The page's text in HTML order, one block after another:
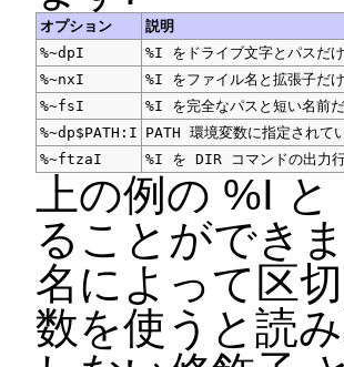
オプション
説明
%~dpI
%I をドライブ文字とパスだけ
%~nxI
%I をファイル名と拡張子だけ
%~fsI
%I を完全なパスと短い名前だ
%~dp$PATH:I PATH 環境変数に指定されて
%~ftzaI
%I を DIR コマンドの出力行
上の例の %I
ることができ
名によって区
数を使うと読